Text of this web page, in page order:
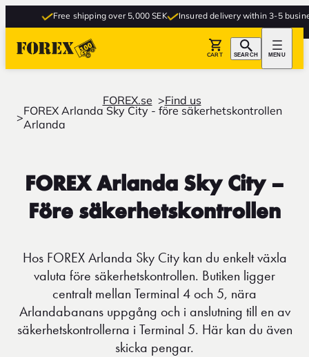
Free shipping over 5,000 SEK Insured delivery within 3-5
CART SEARCH MENU
FOREX.se Find us
FOREX Arlanda Sky City - före säkerhetskontrollen
Arlanda
FOREX Arlanda Sky City –
Före säkerhetskontrollen
Hos FOREX Arlanda Sky City kan du enkelt växla
valuta före säkerhetskontrollen. Butiken ligger
centralt mellan Terminal 4 och 5, nära
Arlandabanans uppgång och i anslutning till en av
säkerhetskontrollerna i Terminal 5. Här kan du även
skicka pengar.